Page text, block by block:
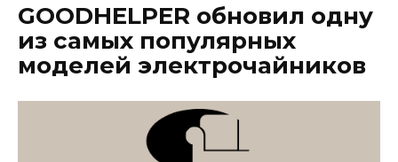
GOODHELPER обновил одну
из самых популярных
моделей электрочайников